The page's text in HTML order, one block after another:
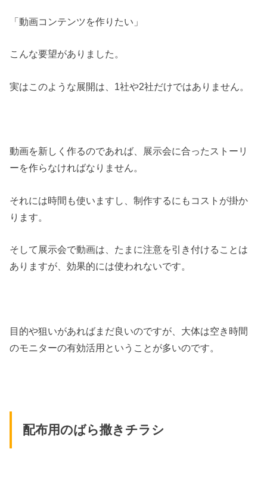
「動画コンテンツを作りたい」
こんな要望がありました。
実はこのような展開は、1社や2社だけではありません。
動画を新しく作るのであれば、展示会に合ったストーリ
ーを作らなければなりません。
それには時間も使いますし、制作するにもコストが掛か
ります。
そして展示会で動画は、たまに注意を引き付けることは
ありますが、効果的には使われないです。
目的や狙いがあればまだ良いのですが、大体は空き時間
のモニターの有効活用ということが多いのです。
配布用のばら撒きチラシ